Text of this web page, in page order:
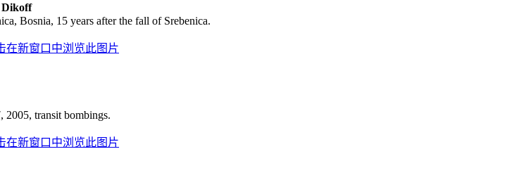
Dikoff
Bosnia, 15 years after the fall of Srebenica.
2005, transit bombings.